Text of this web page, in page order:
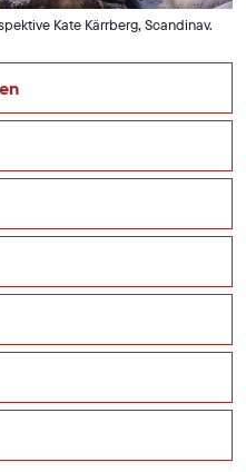
Kate Kärrberg, Scandinav.